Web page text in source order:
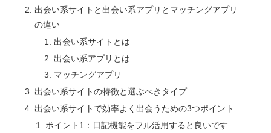
出会い系サイトと出会い系アプリとマッチングアプリ
の違い
出会い系サイトとは
出会い系アプリとは
マッチングアプリ
出会い系サイトの特徴と選ぶべきタイプ
出会い系サイトで効率よく出会うための3つポイント
ポイント1：日記機能をフル活用すると良いです